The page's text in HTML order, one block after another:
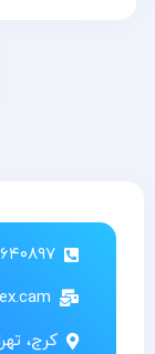
کرج،